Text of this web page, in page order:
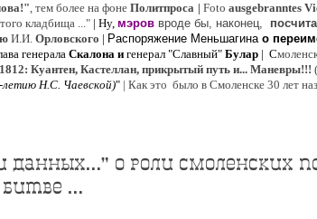
, тем более на фоне Политпроса | Foto ausgebranntes
кладбища ..." | Ну, мэров вроде бы, наконец,
И.И. Орловского | Распоряжение Меньшагина о
генерала Скалона и генерал "Славный" Булар | С
Куантен, Кастеллан, прикрытый путь и... Маневры!!!
летию Н.С. Чаевской)" | Как это было в Смоленске 30 лет
данных…” о роли смоленских
битве …